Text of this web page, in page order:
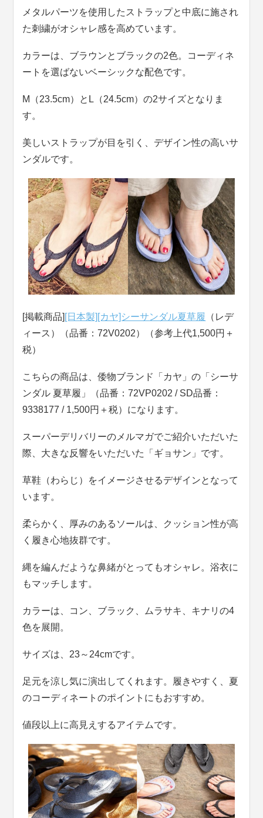
メタルパーツを使用したストラップと中底に施され
た刺繍がオシャレ感を高めています。
カラーは、ブラウンとブラックの2色。コーディネ
ートを選ばないベーシックな配色です。
M（23.5cm）とL（24.5cm）の2サイズとなりま
す。
美しいストラップが目を引く、デザイン性の高いサ
ンダルです。
[掲載商品] [日本製][カヤ]シーサンダル夏草履 （レデ
ィース）（品番：72V0202）（参考上代1,500円＋
税）
こちらの商品は、倭物ブランド「カヤ」の「シーサ
ンダル 夏草履」（品番：72VP0202 / SD品番：
9338177 / 1,500円＋税）になります。
スーパーデリバリーのメルマガでご紹介いただいた
際、大きな反響をいただいた「ギョサン」です。
草鞋（わらじ）をイメージさせるデザインとなって
います。
柔らかく、厚みのあるソールは、クッション性が高
く履き心地抜群です。
縄を編んだような鼻緒がとってもオシャレ。浴衣に
もマッチします。
カラーは、コン、ブラック、ムラサキ、キナリの4
色を展開。
サイズは、23～24cmです。
足元を涼し気に演出してくれます。履きやすく、夏
のコーディネートのポイントにもおすすめ。
値段以上に高見えするアイテムです。